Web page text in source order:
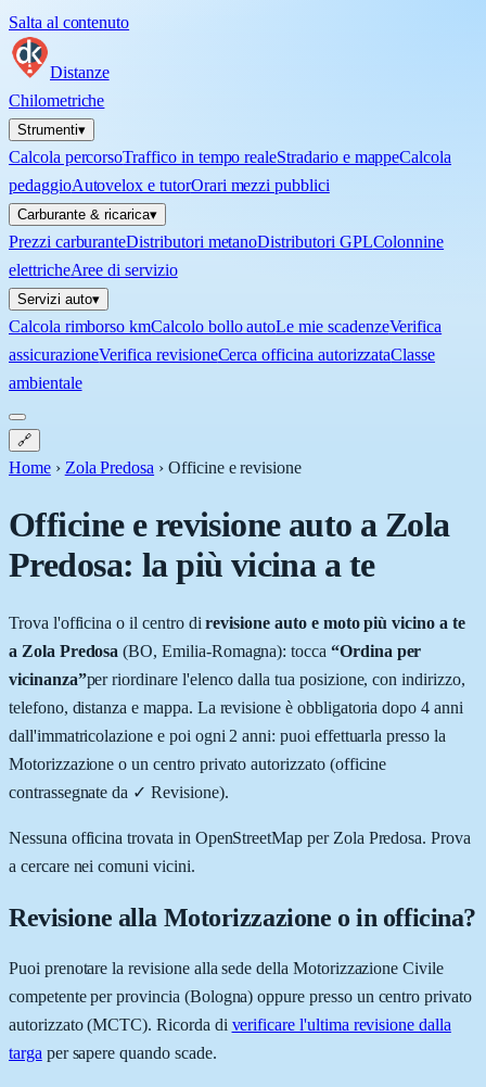
Salta al contenuto
Distanze
Chilometriche
Strumenti▾
Calcola percorsoTraffico in tempo realeStradario e mappeCalcola
pedaggioAutovelox e tutorOrari mezzi pubblici
Carburante & ricarica▾
Prezzi carburanteDistributori metanoDistributori GPLColonnine
elettricheAree di servizio
Servizi auto▾
Calcola rimborso kmCalcolo bollo autoLe mie scadenzeVerifica
assicurazioneVerifica revisioneCerca officina autorizzataClasse
ambientale
🔗
Home› Zola Predosa › Officine e revisione
Officine e revisione auto a Zola
Predosa: la più vicina a te
Trova l'officina o il centro di revisione auto e moto più vicino a te
a Zola Predosa (BO,Emilia-Romagna): tocca “Ordina per
vicinanza”per riordinare l'elenco dalla tua posizione, con indirizzo,
telefono, distanza e mappa. La revisione è obbligatoria dopo 4 anni
dall'immatricolazione e poi ogni 2 anni: puoi effettuarla presso la
Motorizzazione o un centro privato autorizzato (officine
contrassegnate da ✓ Revisione).
Nessuna officina trovata in OpenStreetMap per Zola Predosa. Prova
a cercare nei comuni vicini.
Revisione alla Motorizzazione o in officina?
Puoi prenotare la revisione alla sede della Motorizzazione Civile
competente per provincia (Bologna) oppure presso un centro privato
autorizzato (MCTC). Ricorda di verificare l'ultima revisione dalla
targa per sapere quando scade.